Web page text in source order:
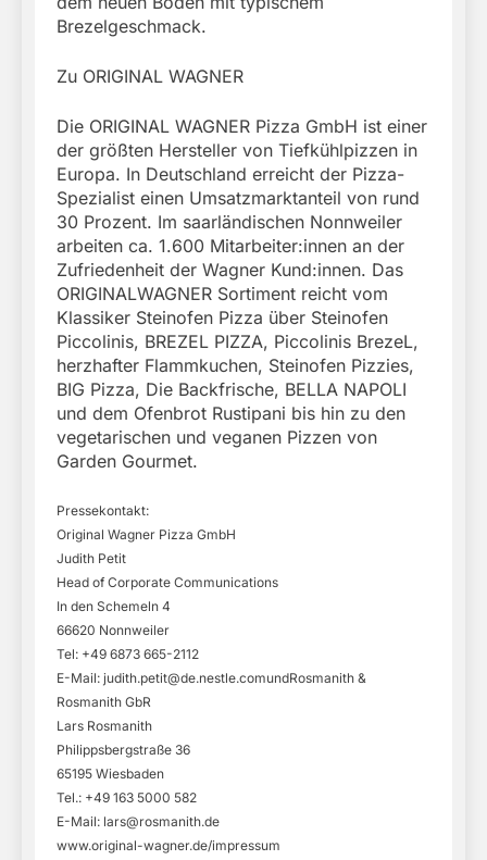
Brezelgeschmack.
Zu ORIGINAL WAGNER
Die ORIGINAL WAGNER Pizza GmbH ist einer
der größten Hersteller von Tiefkühlpizzen in
Europa. In Deutschland erreicht der Pizza-
Spezialist einen Umsatzmarktanteil von rund
30 Prozent. Im saarländischen Nonnweiler
arbeiten ca. 1.600 Mitarbeiter:innen an der
Zufriedenheit der Wagner Kund:innen. Das
ORIGINALWAGNER Sortiment reicht vom
Klassiker Steinofen Pizza über Steinofen
Piccolinis, BREZEL PIZZA, Piccolinis BrezeL,
herzhafter Flammkuchen, Steinofen Pizzies,
BIG Pizza, Die Backfrische, BELLA NAPOLI
und dem Ofenbrot Rustipani bis hin zu den
vegetarischen und veganen Pizzen von
Garden Gourmet.
Pressekontakt:
Original Wagner Pizza GmbH
Judith Petit
Head of Corporate Communications
In den Schemeln 4
66620 Nonnweiler
Tel: +49 6873 665-2112
E-Mail: judith.petit@de.nestle.comundRosmanith &
Rosmanith GbR
Lars Rosmanith
Philippsbergstraße 36
65195 Wiesbaden
Tel.: +49 163 5000 582
E-Mail: lars@rosmanith.de
www.original-wagner.de/impressum